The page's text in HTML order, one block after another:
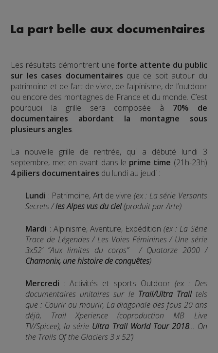
La part belle aux documentaires
Les résultats démontrent une forte attente du public
sur les cases documentaires que ce soit autour du
patrimoine et de l’art de vivre, de l’alpinisme, de l’outdoor
ou encore des montagnes de France et du monde. C’est
pourquoi la grille sera composée à 70% de
documentaires abordant la montagne sous
plusieurs angles.
La nouvelle grille de rentrée, qui a débuté lundi 3
septembre, met en avant dans le prime time (21h-23h)
4 piliers documentaires du lundi au jeudi :
Lundi : Patrimoine, Art de vivre (ex : La série Versants
Secrets /les Alpes vus du ciel(produit par Arte)
Mardi : Alpinisme, Aventure, Expédition (ex : La Série
Trace de Légendes / Les Voies Féminines / Une série
3x52’ “Aux limites du corps” / Quatorze 2000 /
Chamonix, une histoire de conquêtes)
Mercredi : Activités et sports Outdoor (ex : Des
documentaires unitaires sur leTrail/Ultra Trailtels
que : Courir ou mourir, La diagonale des fous 20 ans
déjà, Trail Xperience (coproduction MB Live
TV/Spicee), la série Ultra Trail World Tour 2018… On
the Trails Of the Glaciers 3 x 52’)